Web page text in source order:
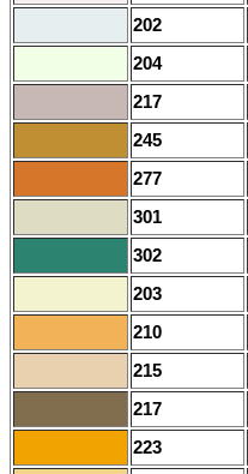
202
204
217
245
277
301
302
203
210
215
217
223